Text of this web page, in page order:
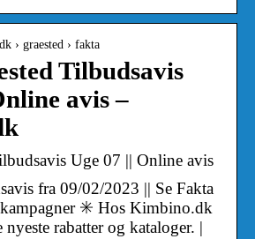
› graested › fakta
Tilbudsavis
avis –
Uge 07 || Online avis
fra 09/02/2023 || Se Fakta
✳️ Hos Kimbino.dk
rabatter og kataloger. |